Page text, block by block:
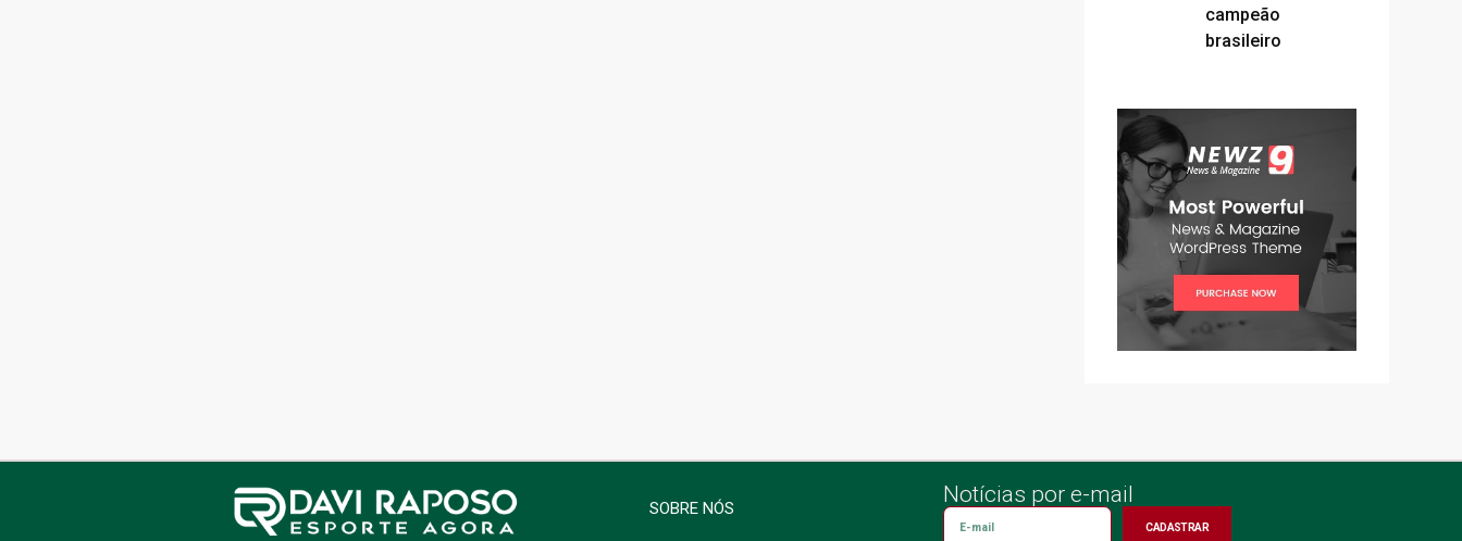
campeão
brasileiro
SOBRE NÓS
Notícias por e-mail
CADASTRAR